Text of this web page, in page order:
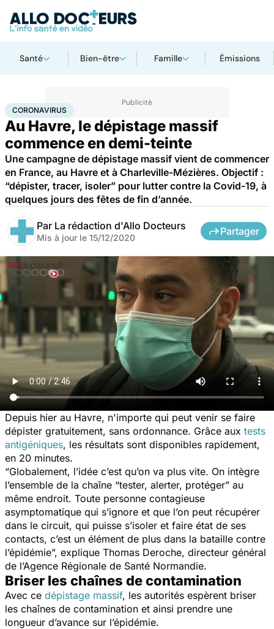
Santé Bien-être Famille Émissions
AccueilSantéMaladies Coronavirus
CORONAVIRUS
Au Havre, le dépistage massif
commence en demi-teinte
Une campagne de dépistage massif vient de commencer
en France, au Havre et à Charleville-Mézières. Objectif :
“dépister, tracer, isoler” pour lutter contre la Covid-19, à
quelques jours des fêtes de fin d’année.
Par La rédaction d'Allo Docteurs
Mis à jour le 15/12/2020
Partager
Depuis hier au Havre, n'importe qui peut venir se faire
dépister gratuitement, sans ordonnance. Grâce aux tests
antigéniques, les résultats sont disponibles rapidement,
en 20 minutes.
“Globalement, l’idée c’est qu’on va plus vite. On intègre
l’ensemble de la chaîne “tester, alerter, protéger” au
même endroit. Toute personne contagieuse
asymptomatique qui s’ignore et que l’on peut récupérer
dans le circuit, qui puisse s’isoler et faire état de ses
contacts, c’est un élément de plus dans la bataille contre
l’épidémie”, explique Thomas Deroche, directeur général
de l’Agence Régionale de Santé Normandie.
Briser les chaînes de contamination
Avec ce dépistage massif, les autorités espèrent briser
les chaînes de contamination et ainsi prendre une
longueur d’avance sur l’épidémie.